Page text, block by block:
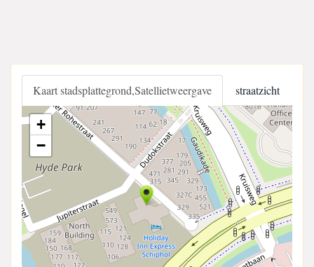
Kaart stadsplattegrond,Satellietweergave straatzicht
+
−